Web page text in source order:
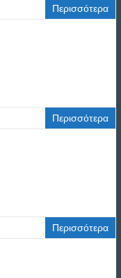
Περισσότερα
Περισσότερα
Περισσότερα